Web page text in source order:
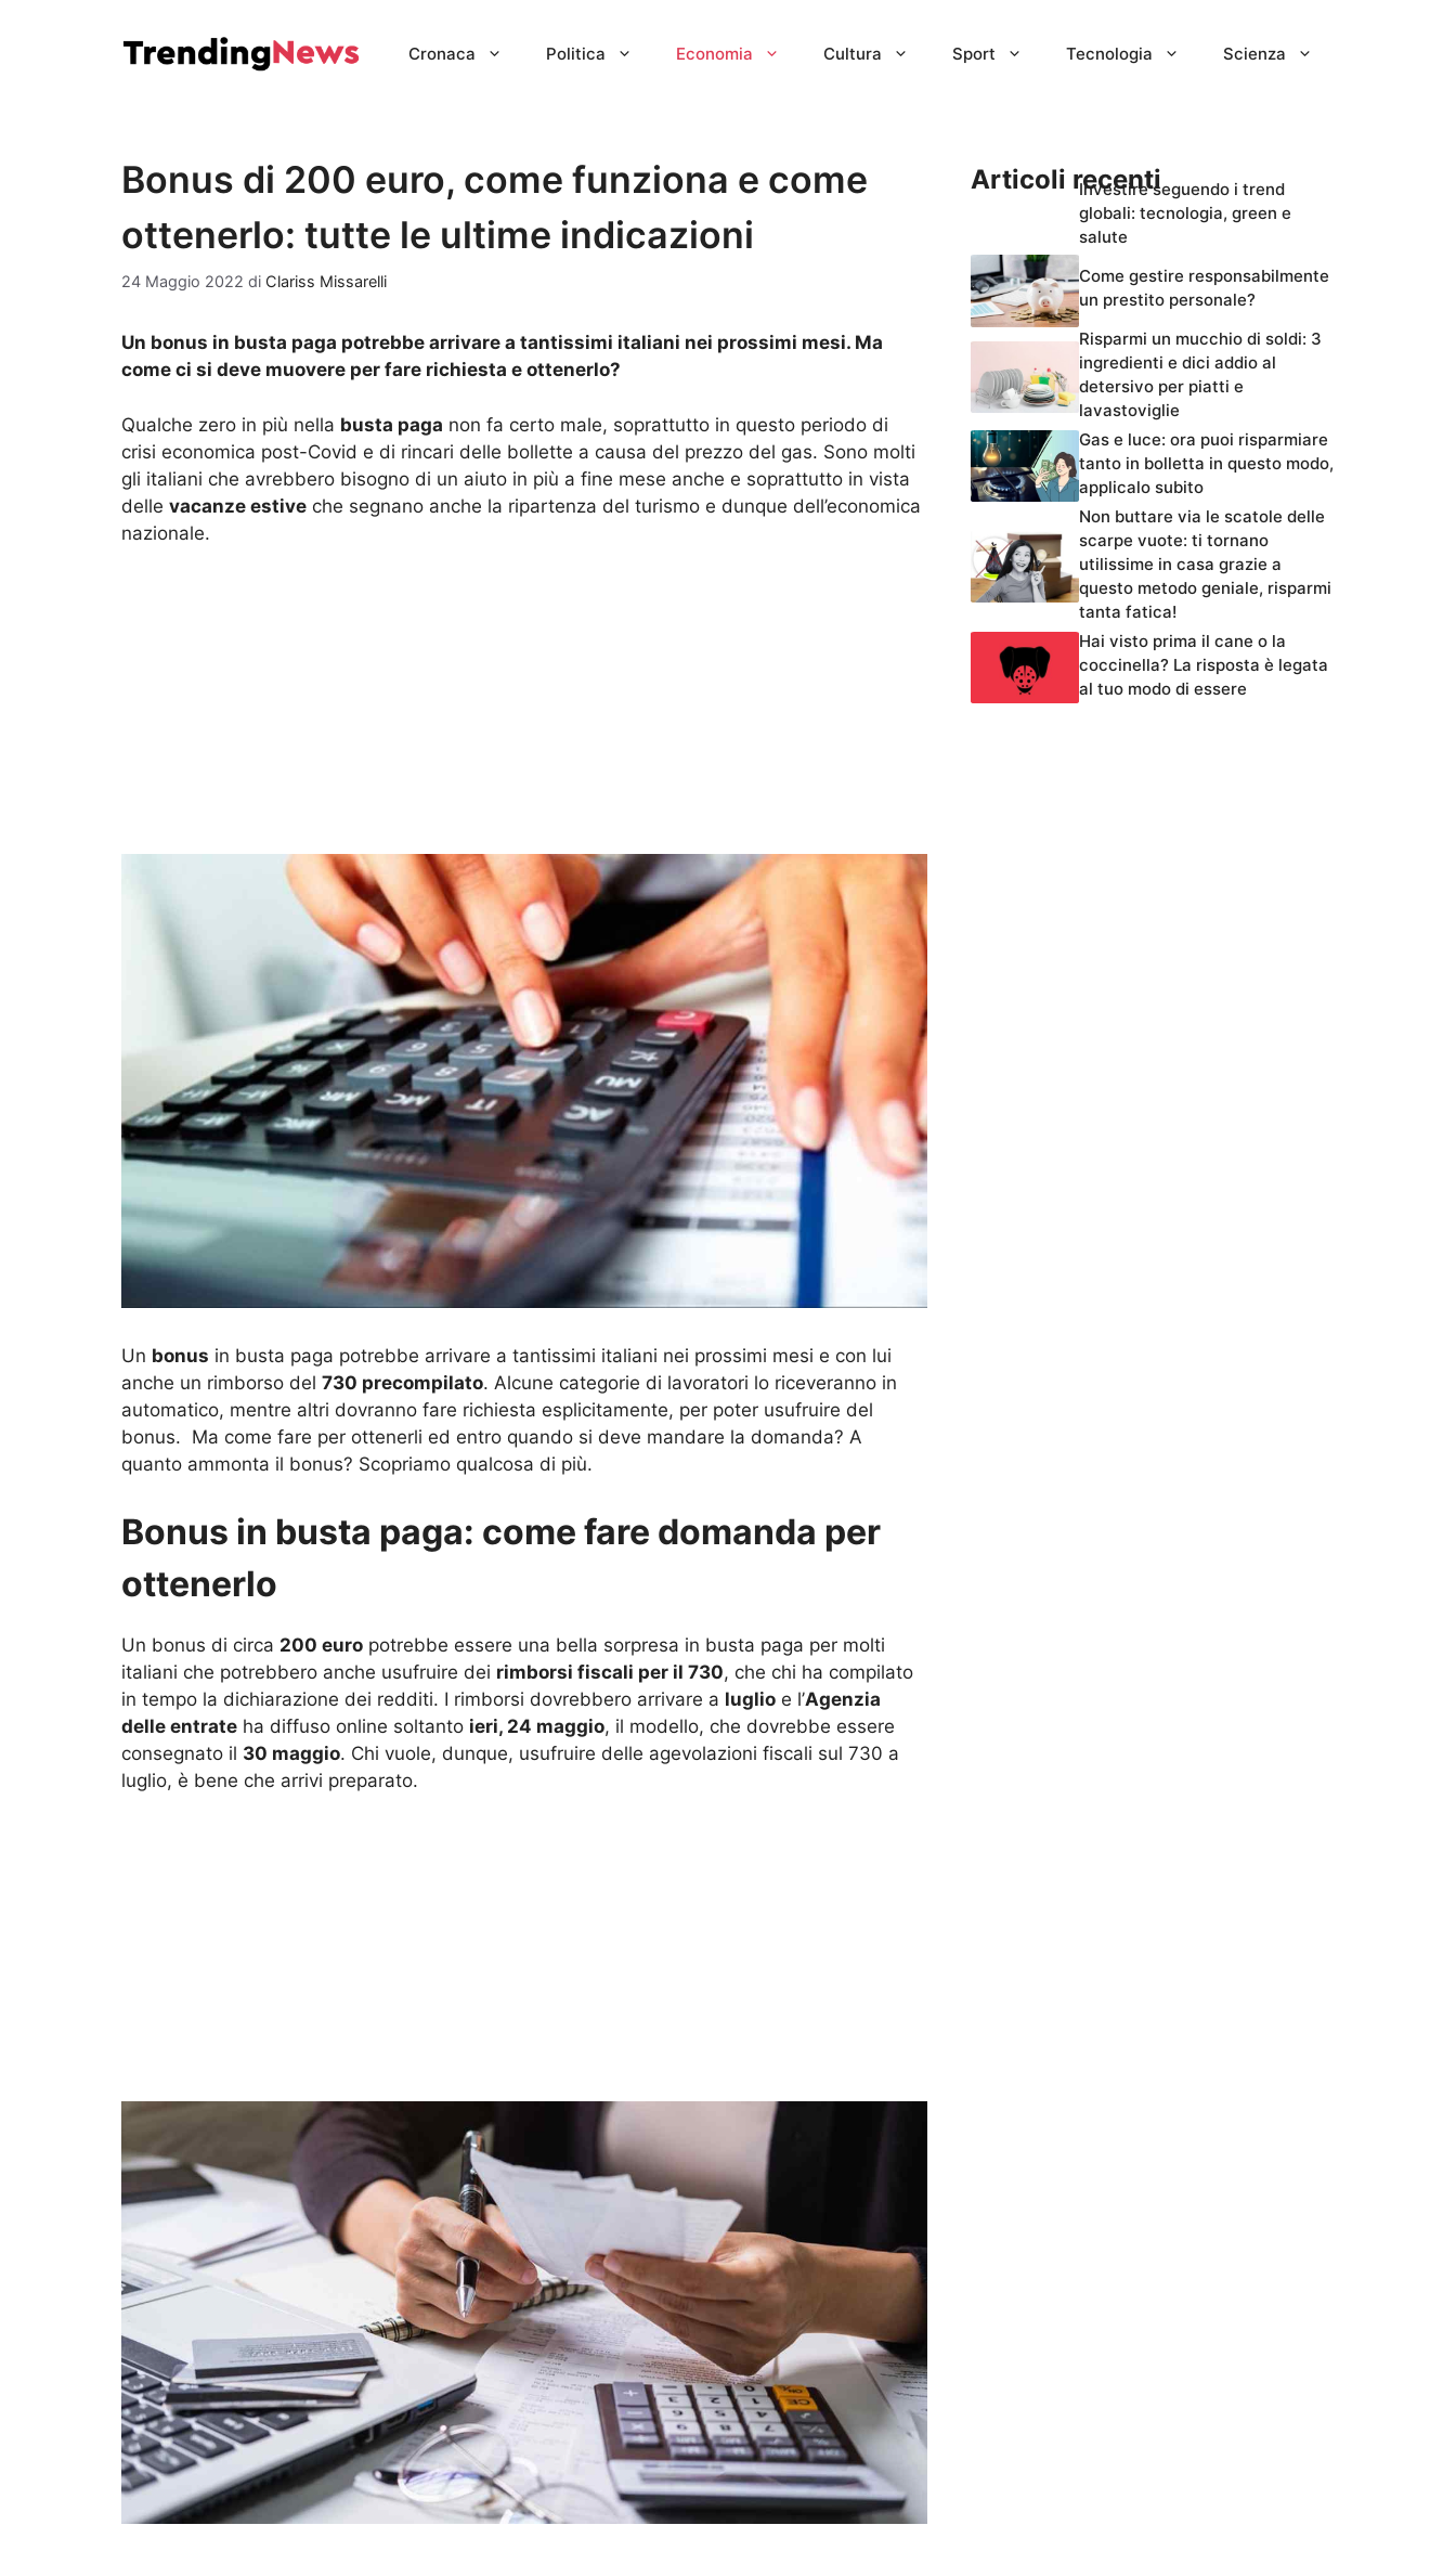
Cronaca Politica Economia Cultura Sport Tecnologia Scienza
Bonus di 200 euro, come funziona e come
ottenerlo: tutte le ultime indicazioni
24 Maggio 2022 di Clariss Missarelli
Un bonus in busta paga potrebbe arrivare a tantissimi italiani nei prossimi mesi. Ma
come ci si deve muovere per fare richiesta e ottenerlo?
Qualche zero in più nella busta paga non fa certo male, soprattutto in questo periodo di
crisi economica post-Covid e di rincari delle bollette a causa del prezzo del gas. Sono molti
gli italiani che avrebbero bisogno di un aiuto in più a fine mese anche e soprattutto in vista
delle vacanze estive che segnano anche la ripartenza del turismo e dunque dell’economica
nazionale.
Un bonus in busta paga potrebbe arrivare a tantissimi italiani nei prossimi mesi e con lui
anche un rimborso del 730 precompilato. Alcune categorie di lavoratori lo riceveranno in
automatico, mentre altri dovranno fare richiesta esplicitamente, per poter usufruire del
bonus. Ma come fare per ottenerli ed entro quando si deve mandare la domanda? A
quanto ammonta il bonus? Scopriamo qualcosa di più.
Bonus in busta paga: come fare domanda per
ottenerlo
Un bonus di circa 200 euro potrebbe essere una bella sorpresa in busta paga per molti
italiani che potrebbero anche usufruire dei rimborsi fiscali per il 730, che chi ha compilato
in tempo la dichiarazione dei redditi. I rimborsi dovrebbero arrivare a luglio e l’Agenzia
delle entrate ha diffuso online soltanto ieri, 24 maggio, il modello, che dovrebbe essere
consegnato il 30 maggio. Chi vuole, dunque, usufruire delle agevolazioni fiscali sul 730 a
luglio, è bene che arrivi preparato.
Articoli recentiInvestire seguendo i trend
globali: tecnologia, green e
salute
Come gestire responsabilmente
un prestito personale?
Risparmi un mucchio di soldi: 3
ingredienti e dici addio al
detersivo per piatti e
lavastoviglie
Gas e luce: ora puoi risparmiare
tanto in bolletta in questo modo,
applicalo subito
Non buttare via le scatole delle
scarpe vuote: ti tornano
utilissime in casa grazie a
questo metodo geniale, risparmi
tanta fatica!
Hai visto prima il cane o la
coccinella? La risposta è legata
al tuo modo di essere